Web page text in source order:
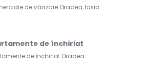
de vânzare Oradea, Iosia
de închiriat
de închiriat Oradea